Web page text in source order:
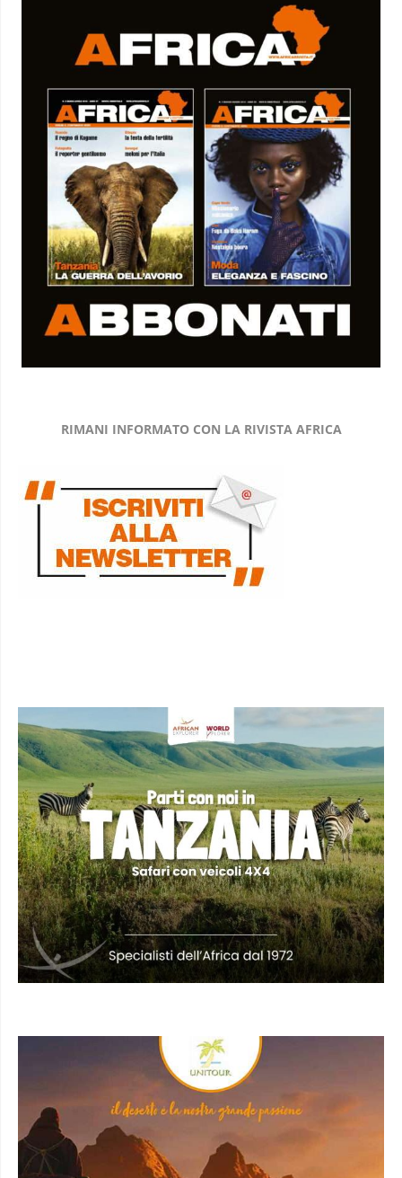
RIMANI INFORMATO CON LA RIVISTA AFRICA